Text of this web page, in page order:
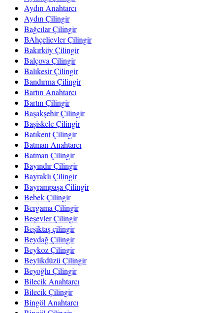
Aydın Anahtarcı
Aydın Çilingir
Bağcılar Çilingir
BAhçelievler Çilingir
Bakırköy Çilingir
Balçova Çilingir
Balıkesir Çilingir
Bandırma Çilingir
Bartın Anahtarcı
Bartın Çilingir
Başakşehir Çilingir
Başiskele Çilingir
Batıkent Çilingir
Batman Anahtarcı
Batman Çilingir
Bayındır Çilingir
Bayraklı Çilingir
Bayrampaşa Çilingir
Bebek Çilingir
Bergama Çilingir
Beşevler Çilingir
Beşiktaş çilingir
Beydağ Çilingir
Beykoz Çilingir
Beylikdüzü Çilingir
Beyoğlu Çilingir
Bilecik Anahtarcı
Bilecik Çilingir
Bingöl Anahtarcı